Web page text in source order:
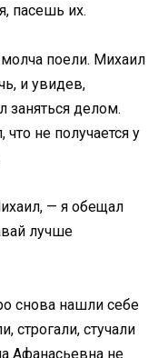
пасешь их.
поели. Михаил
и увидев,
заняться делом.
не получается у
— я обещал
лучше
снова нашли себе
строгали, стучали
Афанасьевна не